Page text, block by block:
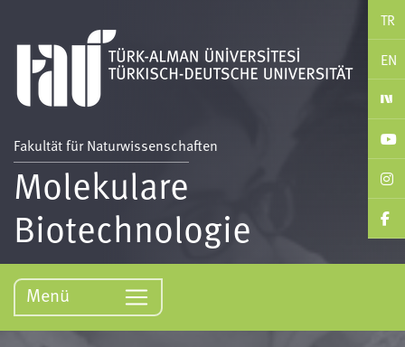
TR
EN
Fakultät für Naturwissenschaften
Molekulare
Biotechnologie
Menü